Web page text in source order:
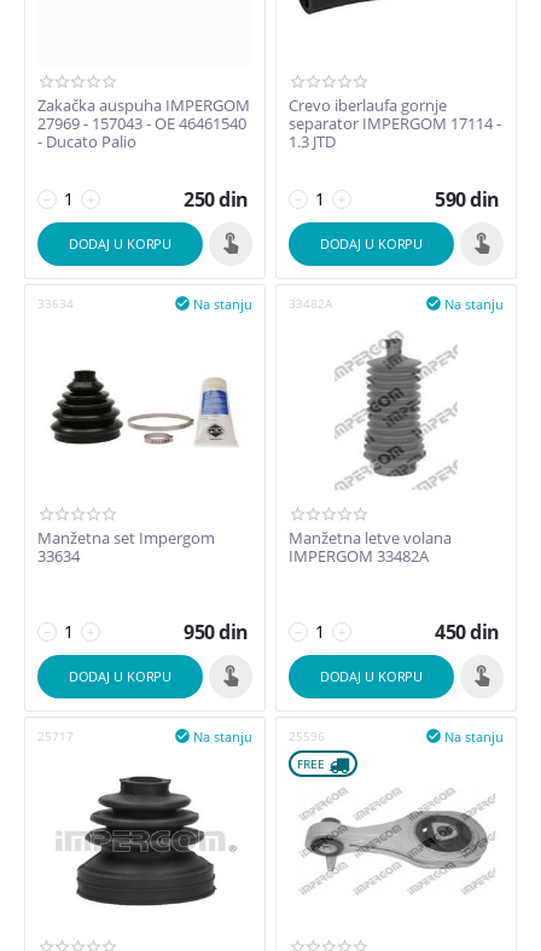
Zakačka auspuha IMPERGOM
27969 - 157043 - OE 46461540
- Ducato Palio
+
− 250din
DODAJ U KORPU
Crevo iberlaufa gornje
separator IMPERGOM 17114 -
1.3 JTD
+
− 590din
DODAJ U KORPU
33634 Na stanju

Manžetna set Impergom
33634
+
− 950din
DODAJ U KORPU
33482A Na stanju

Manžetna letve volana
IMPERGOM 33482A
+
− 450din
DODAJ U KORPU
25717 Na stanju
 25596 Na stanju

FREE